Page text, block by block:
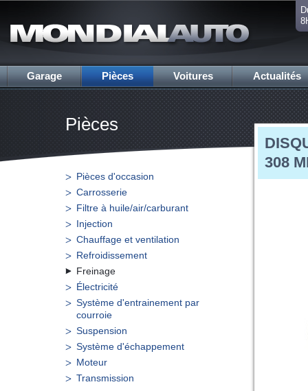
308
Garage Pièces Voitures Actualités
Pièces
Pièces d'occasion
Carrosserie
Filtre à huile/air/carburant
Injection
Chauffage et ventilation
Refroidissement
Freinage
Électricité
Système d'entrainement par
courroie
Suspension
Système d'échappement
Moteur
Transmission